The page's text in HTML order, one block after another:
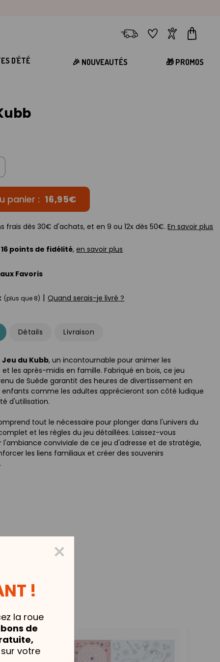
LivraisonFavorisComptePanier
D'ÉTÉ 🎉 NOUVEAUTÉS 🎁 PROMOS
panier : 16,95€
frais dès 30€ d'achats, et en 9 ou 12x dès 50€.En savoir plus
16 points de fidélité,en savoir plus
Favoris
(plus que 8) | Quand serais-je livré ?
Détails Livraison
Jeu du Kubb, un incontournable pour animer les
et les après-midis en famille. Fabriqué en bois, ce jeu
de Suède garantit des heures de divertissement en
enfants comme les adultes apprécieront son côté ludique
d'utilisation.
tout le nécessaire pour plonger dans l'univers du
et les règles du jeu détaillées. Laissez-vous
l'ambiance conviviale de ce jeu d'adresse et de stratégie,
les liens familiaux et créer des souvenirs
la roue
bons de
votre
!